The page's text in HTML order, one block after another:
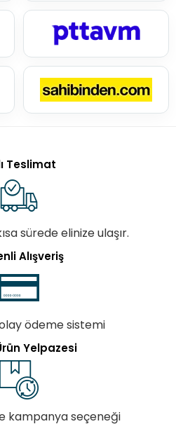
Teslimat
sürede elinize ulaşır.
Alışveriş
ödeme sistemi
Yelpazesi
kampanya seçeneği